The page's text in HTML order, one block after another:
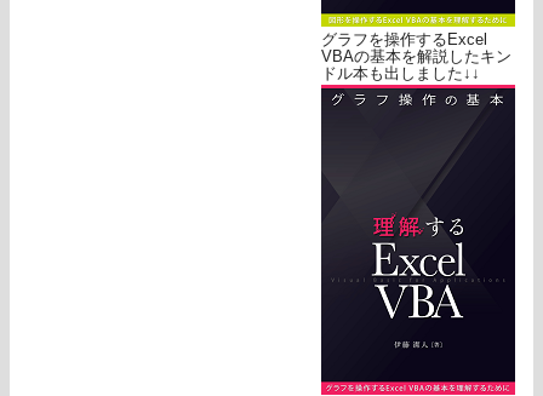
グラフを操作するExcel
VBAの基本を解説したキン
ドル本も出しました↓↓